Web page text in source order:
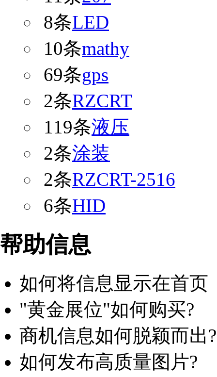
8条LED
10条mathy
69条gps
2条RZCRT
119条液压
2条涂装
2条RZCRT-2516
6条HID
帮助信息
如何将信息显示在首页
"黄金展位"如何购买?
商机信息如何脱颖而出?
如何发布高质量图片?